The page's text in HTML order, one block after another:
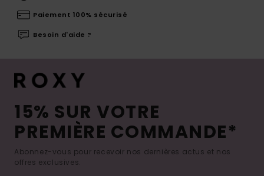
Paiement 100% sécurisé
Besoin d'aide ?
15% SUR VOTRE
PREMIÈRE COMMANDE*
Abonnez-vous pour recevoir nos dernières actus et nos
offres exclusives.